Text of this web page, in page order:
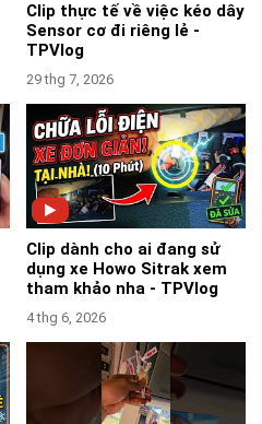
Clip thực tế về việc kéo dây
Sensor cơ đi riêng lẻ -
TPVlog
29 thg 7, 2026
Clip dành cho ai đang sử
dụng xe Howo Sitrak xem
tham khảo nha - TPVlog
4 thg 6, 2026